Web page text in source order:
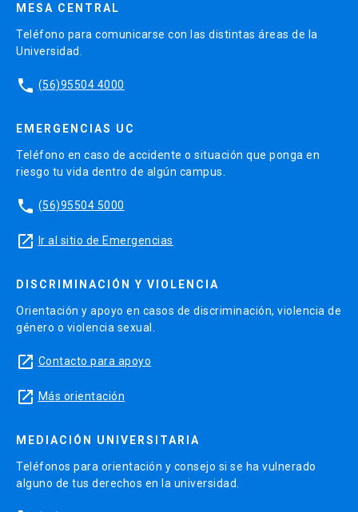
MESA CENTRAL
Teléfono para comunicarse con las distintas áreas de la
Universidad.
phone (56)95504 4000
EMERGENCIAS UC
Teléfono en caso de accidente o situación que ponga en
riesgo tu vida dentro de algún campus.
phone (56)95504 5000
launch Ir al sitio de Emergencias
DISCRIMINACIÓN Y VIOLENCIA
Orientación y apoyo en casos de discriminación, violencia de
género o violencia sexual.
launch Contacto para apoyo
launch Más orientación
MEDIACIÓN UNIVERSITARIA
Teléfonos para orientación y consejo si se ha vulnerado
alguno de tus derechos en la universidad.